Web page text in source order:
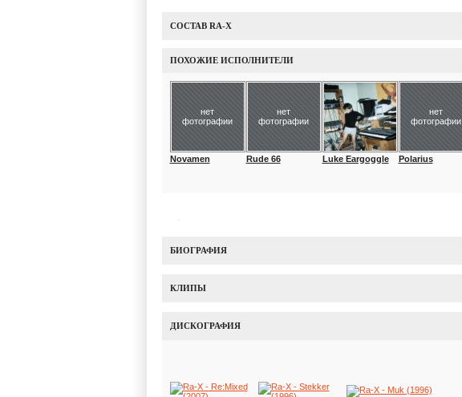
СОСТАВ RA-X
ПОХОЖИЕ ИСПОЛНИТЕЛИ
нет
фотографии
Novamen
нет
фотографии
Rude 66 Luke Eargoggle
нет
фотографии
Polarius
БИОГРАФИЯ
КЛИПЫ
ДИСКОГРАФИЯ